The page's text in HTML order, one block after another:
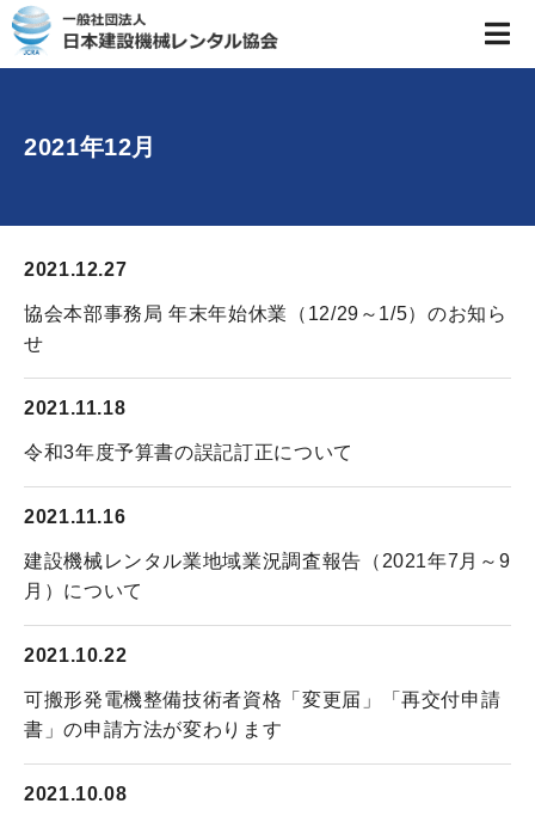
2021年12月
2021.12.27
協会本部事務局 年末年始休業（12/29～1/5）のお知ら
せ
2021.11.18
令和3年度予算書の誤記訂正について
2021.11.16
建設機械レンタル業地域業況調査報告（2021年7月～9
月）について
2021.10.22
可搬形発電機整備技術者資格「変更届」「再交付申請
書」の申請方法が変わります
2021.10.08